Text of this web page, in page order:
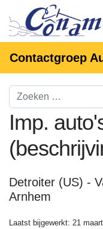
Contactgroep
Imp.
Detroiter (US) -
Arnhem
Laatst bijgewerkt: 21